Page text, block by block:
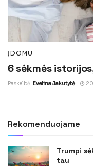
ĮDOMU
6 sėkmės
Paskelbė Evelina Jakutytė
Rekomenduojame
Trumpi
tau